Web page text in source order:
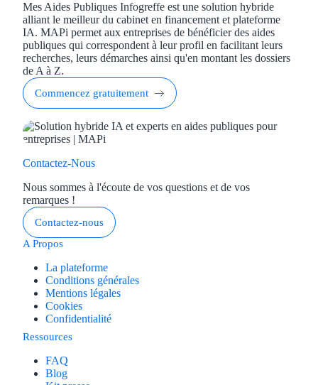
Mes Aides Publiques Infogreffe est une solution hybride
alliant le meilleur du cabinet en financement et plateforme
IA. MAPi permet aux entreprises de bénéficier des aides
publiques qui correspondent à leur profil en facilitant leurs
recherches, leurs démarches ainsi qu'en montant les dossiers
de A à Z.
Commencez gratuitement
Contactez-Nous
Nous sommes à l'écoute de vos questions et de vos
remarques !
Contactez-nous
A Propos
La plateforme
Conditions générales
Mentions légales
Cookies
Confidentialité
Ressources
FAQ
Blog